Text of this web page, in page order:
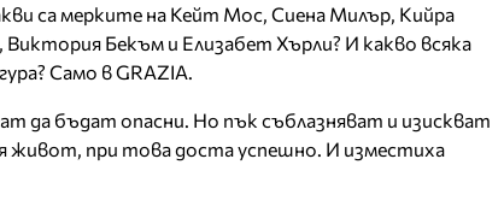
са мерките на Кейт Мос, Сиена Милър, Кийра
Бекъм и Елизабет Хърли? И какво всяка
Само в GRAZIA.
да бъдат опасни. Но пък съблазняват и изискват
живот, при това доста успешно. И изместиха